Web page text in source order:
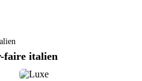
faire italien